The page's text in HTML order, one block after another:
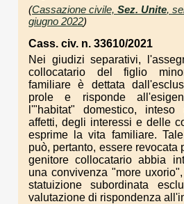
(Cassazione civile, Sez. Unite,
giugno 2022)
Cass. civ. n. 33610/2021
Nei giudizi separativi,
collocatario del figlio
familiare è dettata
prole e risponde
l'"habitat" domestico,
affetti, degli interessi e delle
esprime la vita familiare.
può, pertanto, essere revocata
genitore collocatario abbia
una convivenza "more
statuizione subordinata
valutazione di rispondenza